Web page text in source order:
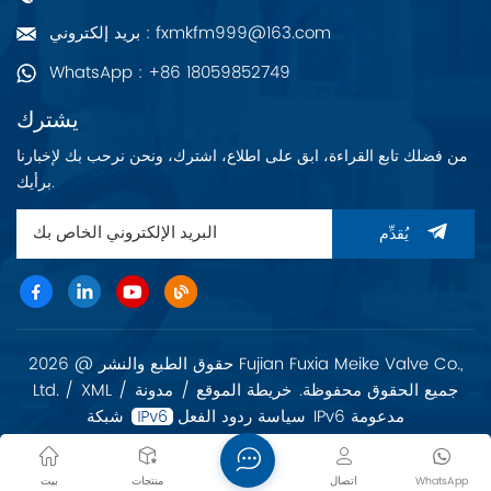
بريد إلكتروني : fxmkfm999@163.com
WhatsApp : +86 18059852749
يشترك
من فضلك تابع القراءة، ابق على اطلاع، اشترك، ونحن نرحب بك لإخبارنا
برأيك.
يُقدِّم
حقوق الطبع والنشر @ 2026 Fujian Fuxia Meike Valve Co.,
Ltd. جميع الحقوق محفوظة. خريطة الموقع / مدونة /
XML
/
سياسة ردود الفعل
شبكة IPv6 مدعومة
بيت منتجات WhatsApp اتصال